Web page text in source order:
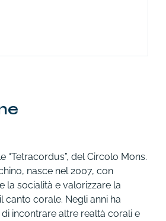
“Tetracordus”, del Circolo Mons.
nasce nel 2007, con
la socialità e valorizzare la
canto corale. Negli anni ha
incontrare altre realtà corali e